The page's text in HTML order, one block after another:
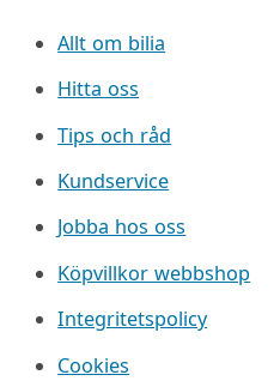
Allt om bilia
Hitta oss
Tips och råd
Kundservice
Jobba hos oss
Köpvillkor webbshop
Integritetspolicy
Cookies